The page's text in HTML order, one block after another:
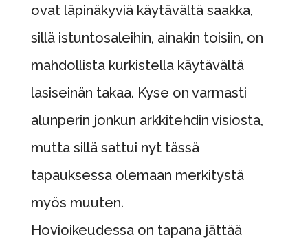
ovat läpinäkyviä käytävältä saakka,
sillä istuntosaleihin, ainakin toisiin, on
mahdollista kurkistella käytävältä
lasiseinän takaa. Kyse on varmasti
alunperin jonkun arkkitehdin visiosta,
mutta sillä sattui nyt tässä
tapauksessa olemaan merkitystä
myös muuten.
Hovioikeudessa on tapana jättää